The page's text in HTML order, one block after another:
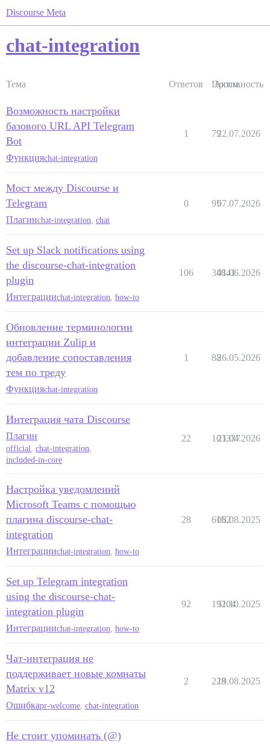
Discourse Meta
chat-integration
Тема Ответов Просм.
Активность
Возможность настройки
базового URL API Telegram
Bot
Функцияchat-integration
1 7922.07.2026
Мост между Discourse и
Telegram
Плагинchat-integration chat
0 9507.07.2026
Set up Slack notifications using
the discourse-chat-integration
plugin
Интеграцииchat-integration how-to
106 34841
01.06.2026
Обновление терминологии
интеграции Zulip и
добавление сопоставления
тем по треду
Функцияchat-integration
1 8826.05.2026
Интеграция чата Discourse
Плагин
official, chat-integration,
included-in-core
22 103337
21.04.2026
Настройка уведомлений
Microsoft Teams с помощью
плагина discourse-chat-
integration
Интеграцииchat-integration how-to
28 6152
08.08.2025
Set up Telegram integration
using the discourse-chat-
integration plugin
Интеграцииchat-integration how-to
92 19204
31.10.2025
Чат-интеграция не
поддерживает новые комнаты
Matrix v12
Ошибкаpr-welcome chat-integration
2 228
19.08.2025
Не стоит упоминать (@)